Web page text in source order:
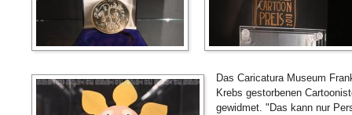
Das Caricatura Museum
Krebs gestorbenen
gewidmet. "Das kann nur